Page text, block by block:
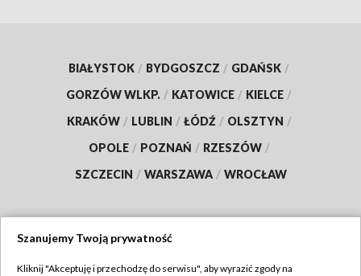
BIAŁYSTOK / BYDGOSZCZ / GDAŃSK /
GORZÓW WLKP. / KATOWICE / KIELCE /
KRAKÓW / LUBLIN / ŁÓDŹ / OLSZTYN /
OPOLE / POZNAŃ / RZESZÓW /
SZCZECIN / WARSZAWA / WROCŁAW
Szanujemy Twoją prywatność
Kliknij "Akceptuję i przechodzę do serwisu", aby wyrazić zgody na